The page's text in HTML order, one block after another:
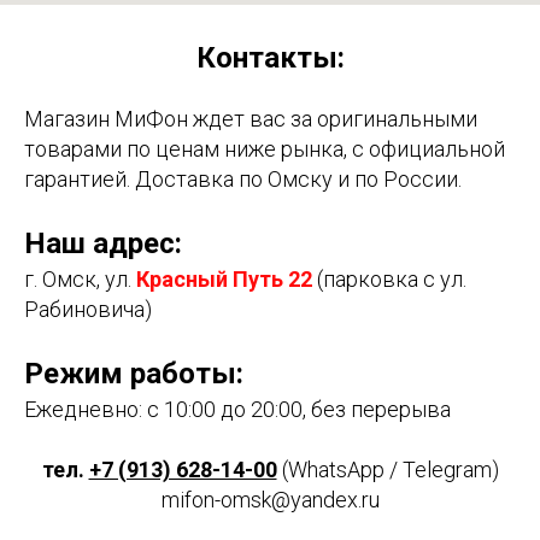
Контакты:
Магазин МиФон ждет вас за оригинальными
товарами по ценам ниже рынка, с официальной
гарантией. Доставка по Омску и по России.
Наш адрес:
г. Омск, ул. Красный Путь 22(парковка с ул.
Рабиновича)
Режим работы:
Ежедневно: с 10:00 до 20:00, без перерыва
тел. +7 (913) 628-14-00 (WhatsApp / Telegram)
mifon-omsk@yandex.ru